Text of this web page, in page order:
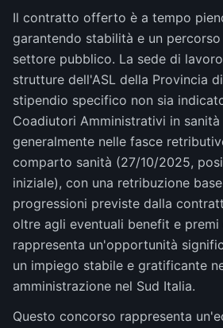
Il contratto offerto è a tempo
garantendo stabilità e un
settore pubblico. La sede di
strutture dell'ASL della Provincia
stipendio specifico non sia
Coadiutori Amministrativi in
generalmente nelle fasce
comparto sanità (27/10/2025,
iniziale), con una retribuzione
progressioni previste dalla
oltre agli eventuali benefit e
rappresenta un'opportunità
un impiego stabile e gratificante
amministrazione nel Sud Italia.
Questo concorso rappresenta